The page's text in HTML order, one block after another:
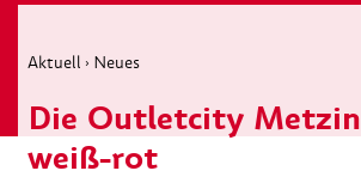
Aktuell › Neues
Die Outletcity
weiß-rot